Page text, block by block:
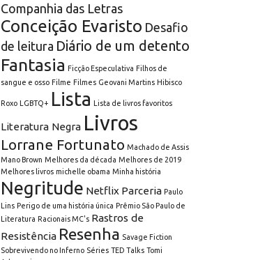
Companhia das Letras
Conceição Evaristo Desafio
de leitura Diário de um detento
Fantasia Ficção Especulativa Filhos de
sangue e osso Filme Filmes Geovani Martins Hibisco
Roxo LGBTQ+ Lista Lista de livros favoritos
Literatura Negra Livros
Lorrane Fortunato Machado de Assis
Mano Brown Melhores da década Melhores de 2019
Melhores livros michelle obama Minha história
Negritude Netflix Parceria Paulo
Lins Perigo de uma história única Prêmio São Paulo de
Literatura Racionais MC's Rastros de
Resistência Resenha Savage Fiction
Sobrevivendo no Inferno Séries TED Talks Tomi